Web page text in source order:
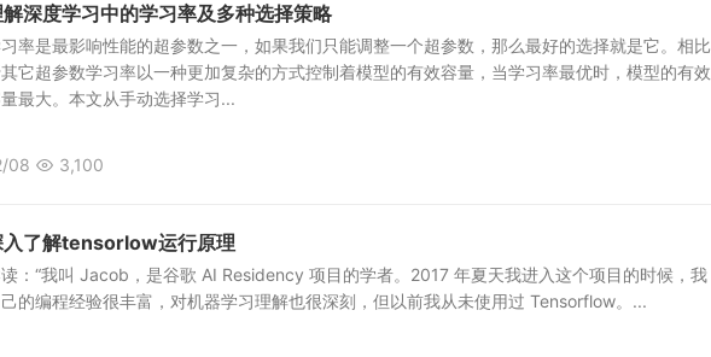
深度学习中的学习率及多种选择策略
率是最影响性能的超参数之一，如果我们只能调整一个超参数，那么最好的选择就是它。相比
它超参数学习率以一种更加复杂的方式控制着模型的有效容量，当学习率最优时，模型的有效
最大。本文从手动选择学习...
08 3,100
入了解tensorlow运行原理
：“我叫 Jacob，是谷歌 AI Residency 项目的学者。2017 年夏天我进入这个项目的时候，我
己的编程经验很丰富，对机器学习理解也很深刻，但以前我从未使用过 Tensorflow。...